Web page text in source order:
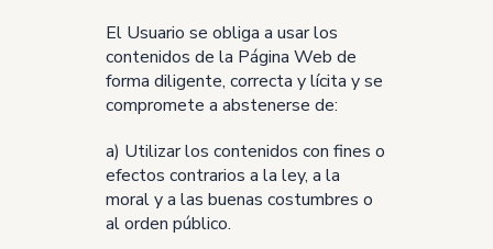
El Usuario se obliga a usar los
contenidos de la Página Web de
forma diligente, correcta y lícita y se
compromete a abstenerse de:
a) Utilizar los contenidos con fines o
efectos contrarios a la ley, a la
moral y a las buenas costumbres o
al orden público.